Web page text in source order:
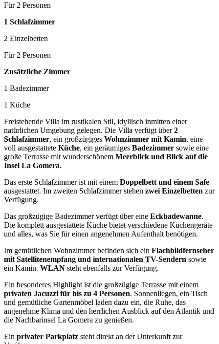
Für 2 Personen
1 Schlafzimmer
2 Einzelbetten
Für 2 Personen
Zusätzliche Zimmer
1 Badezimmer
1 Küche
Freistehende Villa im rustikalen Stil, idyllisch inmitten einer
natürlichen Umgebung gelegen. Die Villa verfügt über2
Schlafzimmer, ein großzügiges Wohnzimmer mit Kamin, eine
voll ausgestattete Küche, ein geräumiges Badezimmer sowie eine
große Terrasse mit wunderschönem Meerblick und Blick auf die
Insel La Gomera.
Das erste Schlafzimmer ist mit einem Doppelbett und einem Safe
ausgestattet. Im zweiten Schlafzimmer stehen zwei Einzelbetten zur
Verfügung.
Das großzügige Badezimmer verfügt über eine Eckbadewanne.
Die komplett ausgestattete Küche bietet verschiedene Küchengeräte
und alles, was Sie für einen angenehmen Aufenthalt benötigen.
Im gemütlichen Wohnzimmer befinden sich ein Flachbildfernseher
mit Satellitenempfang und internationalen TV-Sendern sowie
ein Kamin. WLAN steht ebenfalls zur Verfügung.
Ein besonderes Highlight ist die großzügige Terrasse mit einem
privaten Jacuzzi für bis zu 4 Personen. Sonnenliegen, ein Tisch
und gemütliche Gartenmöbel laden dazu ein, die Ruhe, das
angenehme Klima und den herrlichen Ausblick auf den Atlantik und
die Nachbarinsel La Gomera zu genießen.
Ein privater Parkplatz steht direkt an der Unterkunft zur